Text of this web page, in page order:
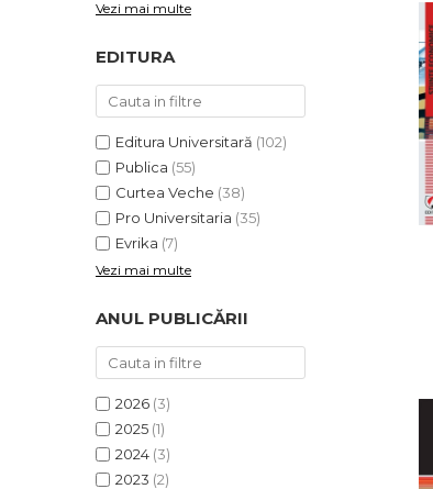
Vezi mai multe
EDITURA
Editura Universitară (102)
Publica (55)
Curtea Veche (38)
Pro Universitaria (35)
Evrika (7)
Vezi mai multe
ANUL PUBLICĂRII
2026 (3)
2025 (1)
2024 (3)
2023 (2)